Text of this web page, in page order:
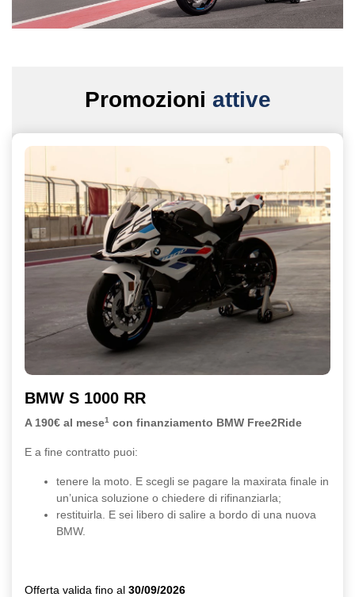
Promozioni attive
BMW S 1000 RR
A 190€ al mese1 con finanziamento BMW Free2Ride
E a fine contratto puoi:
tenere la moto. E scegli se pagare la maxirata finale in
un’unica soluzione o chiedere di rifinanziarla;
restituirla. E sei libero di salire a bordo di una nuova
BMW.
Offerta valida fino al 30/09/2026